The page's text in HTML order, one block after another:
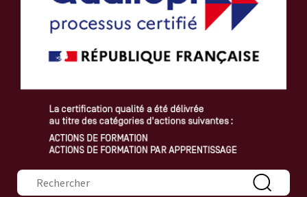
Formulaire de recherche